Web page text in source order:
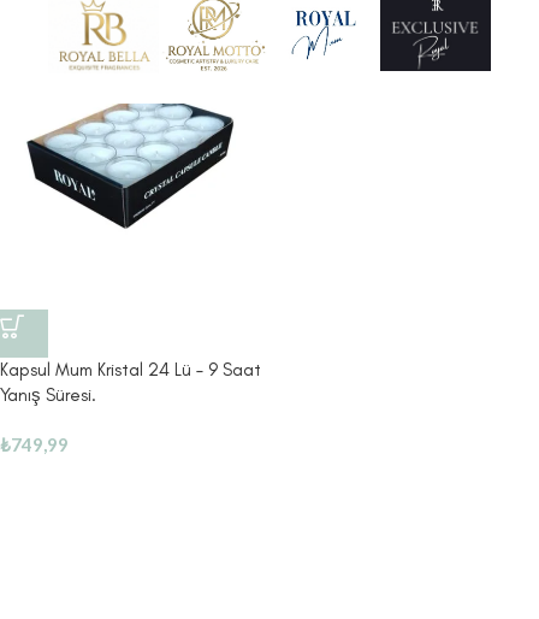
Kapsul Mum Kristal 24 Lü – 9 Saat
Yanış Süresi.
₺749,99